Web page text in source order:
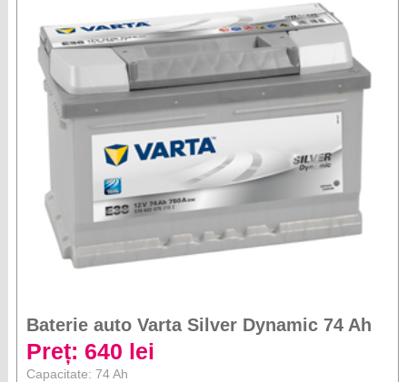
Baterie auto Varta Silver Dynamic 74 Ah
Preț: 640 lei
Capacitate: 74 Ah